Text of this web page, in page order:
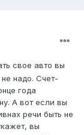
свое авто вы
не надо. Счет-
года
А вот если вы
речи быть не
вы